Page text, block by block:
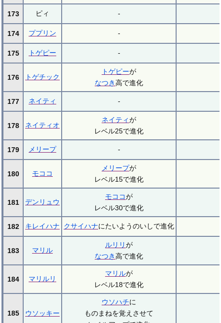
173 ピィ -
174 ププリン -
175 トゲピー -
176 トゲチック
トゲピーが
なつき高で進化
177 ネイティ -
178 ネイティオ
ネイティが
レベル25で進化
179 メリープ -
180 モココ
メリープが
レベル15で進化
181 デンリュウ
モココが
レベル30で進化
182 キレイハナ クサイハナにたいようのいしで進化
183 マリル
ルリリが
なつき高で進化
184 マリルリ
マリルが
レベル18で進化
185 ウソッキー
ウソハチに
ものまねを覚えさせて